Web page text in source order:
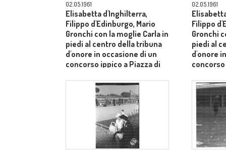
02.05.1961
Elisabetta d'Inghilterra,
Filippo d'Edinburgo, Mario
Gronchi con la moglie Carla in
piedi al centro della tribuna
d'onore in occasione di un
concorso ippico a Piazza di
02.05.1961
Filippo
Gronchi
piedi al
d'onore